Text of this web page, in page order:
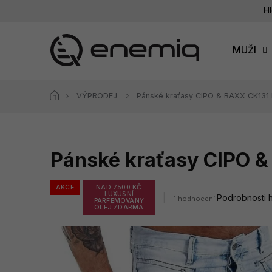
MUŽI
VÝPRODEJ Pánské kraťasy CIPO & BAXX CK131
Pánské kraťasy CIPO &
AKCE
NAD 7500 KČ
LUXUSNÍ
PARFÉMOVANÝ
OLEJ ZDARMA
Průměrné
je
z
5
1 hodnocení Podrobnosti